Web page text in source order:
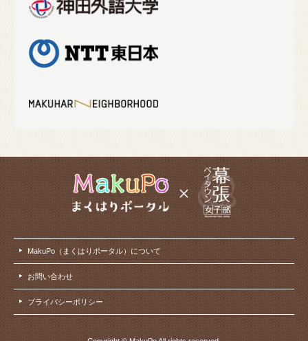
MakuPo（まくはりポータル）について
お問い合わせ
プライバシーポリシー